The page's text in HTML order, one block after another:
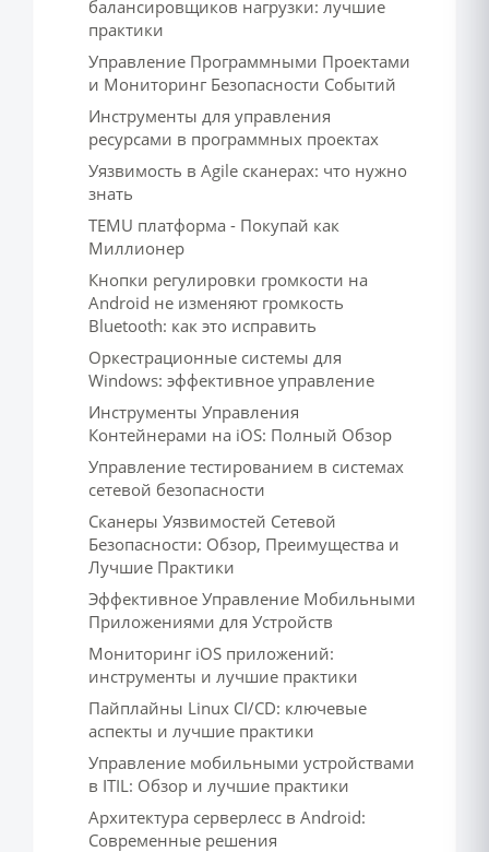
балансировщиков нагрузки: лучшие
практики
Управление Программными Проектами
и Мониторинг Безопасности Событий
Инструменты для управления
ресурсами в программных проектах
Уязвимость в Agile сканерах: что нужно
знать
TEMU платформа - Покупай как
Миллионер
Кнопки регулировки громкости на
Android не изменяют громкость
Bluetooth: как это исправить
Оркестрационные системы для
Windows: эффективное управление
Инструменты Управления
Контейнерами на iOS: Полный Обзор
Управление тестированием в системах
сетевой безопасности
Сканеры Уязвимостей Сетевой
Безопасности: Обзор, Преимущества и
Лучшие Практики
Эффективное Управление Мобильными
Приложениями для Устройств
Мониторинг iOS приложений:
инструменты и лучшие практики
Пайплайны Linux CI/CD: ключевые
аспекты и лучшие практики
Управление мобильными устройствами
в ITIL: Обзор и лучшие практики
Архитектура серверлесс в Android:
Современные решения